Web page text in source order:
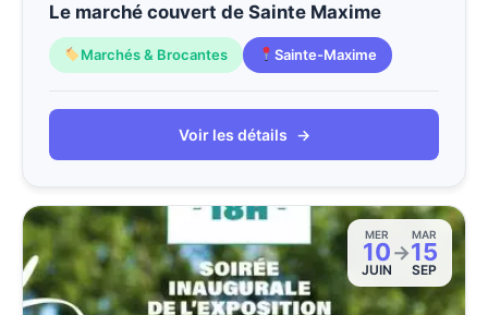
Le marché couvert de Sainte Maxime
Marchés & Brocantes Sainte-Maxime
Voir les détails →
MER
10
JUIN
→
MAR
15
SEP